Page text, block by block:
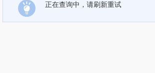
正在查询中，请刷新重试